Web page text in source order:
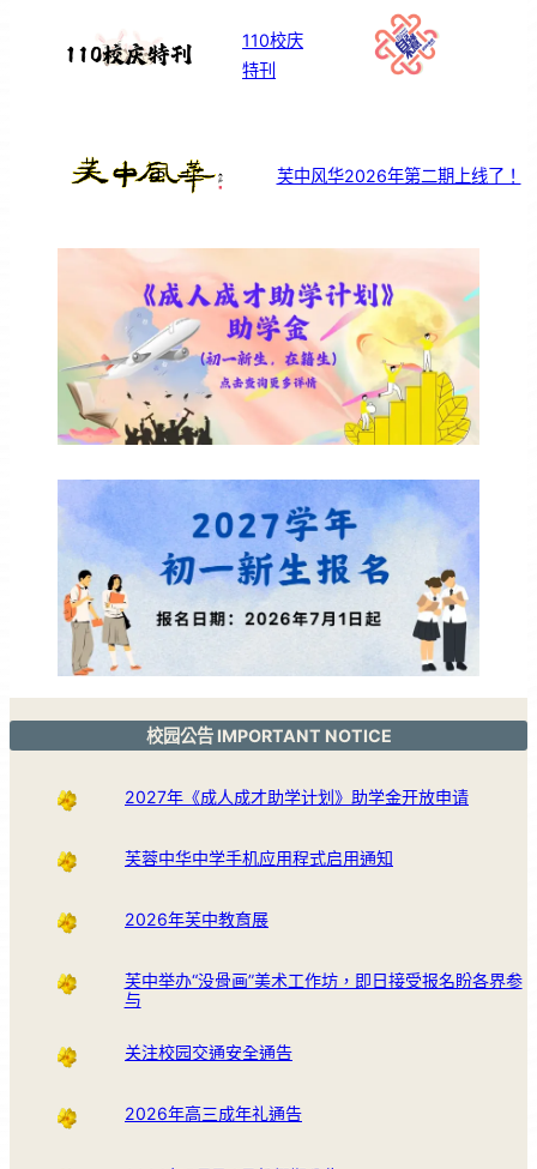
110校庆
特刊
芙中风华2026年第二期上线了！
校园公告 IMPORTANT NOTICE
2027年《成人成才助学计划》助学金开放申请
芙蓉中华中学手机应用程式启用通知
2026年芙中教育展
芙中举办“没骨画”美术工作坊，即日接受报名盼各界参
与
关注校园交通安全通告
2026年高三成年礼通告